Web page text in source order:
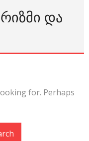
ᲓᲐ
for. Perhaps